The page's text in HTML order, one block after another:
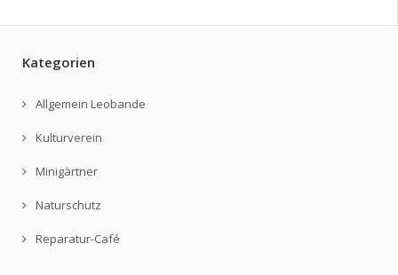
Kategorien
Allgemein Leobande
Kulturverein
Minigärtner
Naturschutz
Reparatur-Café